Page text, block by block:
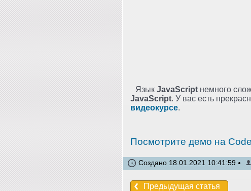
Язык JavaScript немного
JavaScript. У вас есть
видеокурсе.
Посмотрите демо на
Создано 18.01.2021 10:41:59
Предыдущая статья